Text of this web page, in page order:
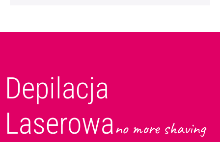
Depilacja
Laserowano more shaving